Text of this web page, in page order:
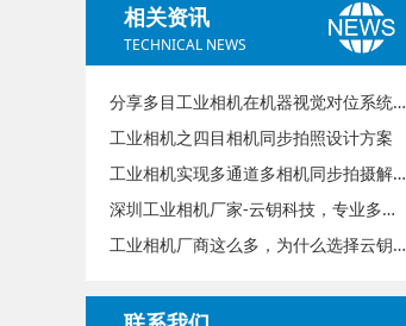
相关资讯
TECHNICAL NEWS
分享多目工业相机在机器视觉对位系统贴合中的实际应用
工业相机之四目相机同步拍照设计方案
工业相机实现多通道多相机同步拍摄解决方案
深圳工业相机厂家-云钥科技，专业多目相机定制方案服务商
工业相机厂商这么多，为什么选择云钥科技？